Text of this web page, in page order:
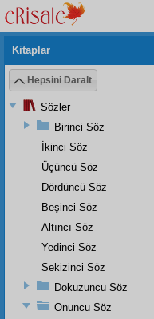
Kitaplar
Hepsini Daralt
Sözler
Birinci Söz
İkinci Söz
Üçüncü Söz
Dördüncü Söz
Beşinci Söz
Altıncı Söz
Yedinci Söz
Sekizinci Söz
Dokuzuncu Söz
Onuncu Söz